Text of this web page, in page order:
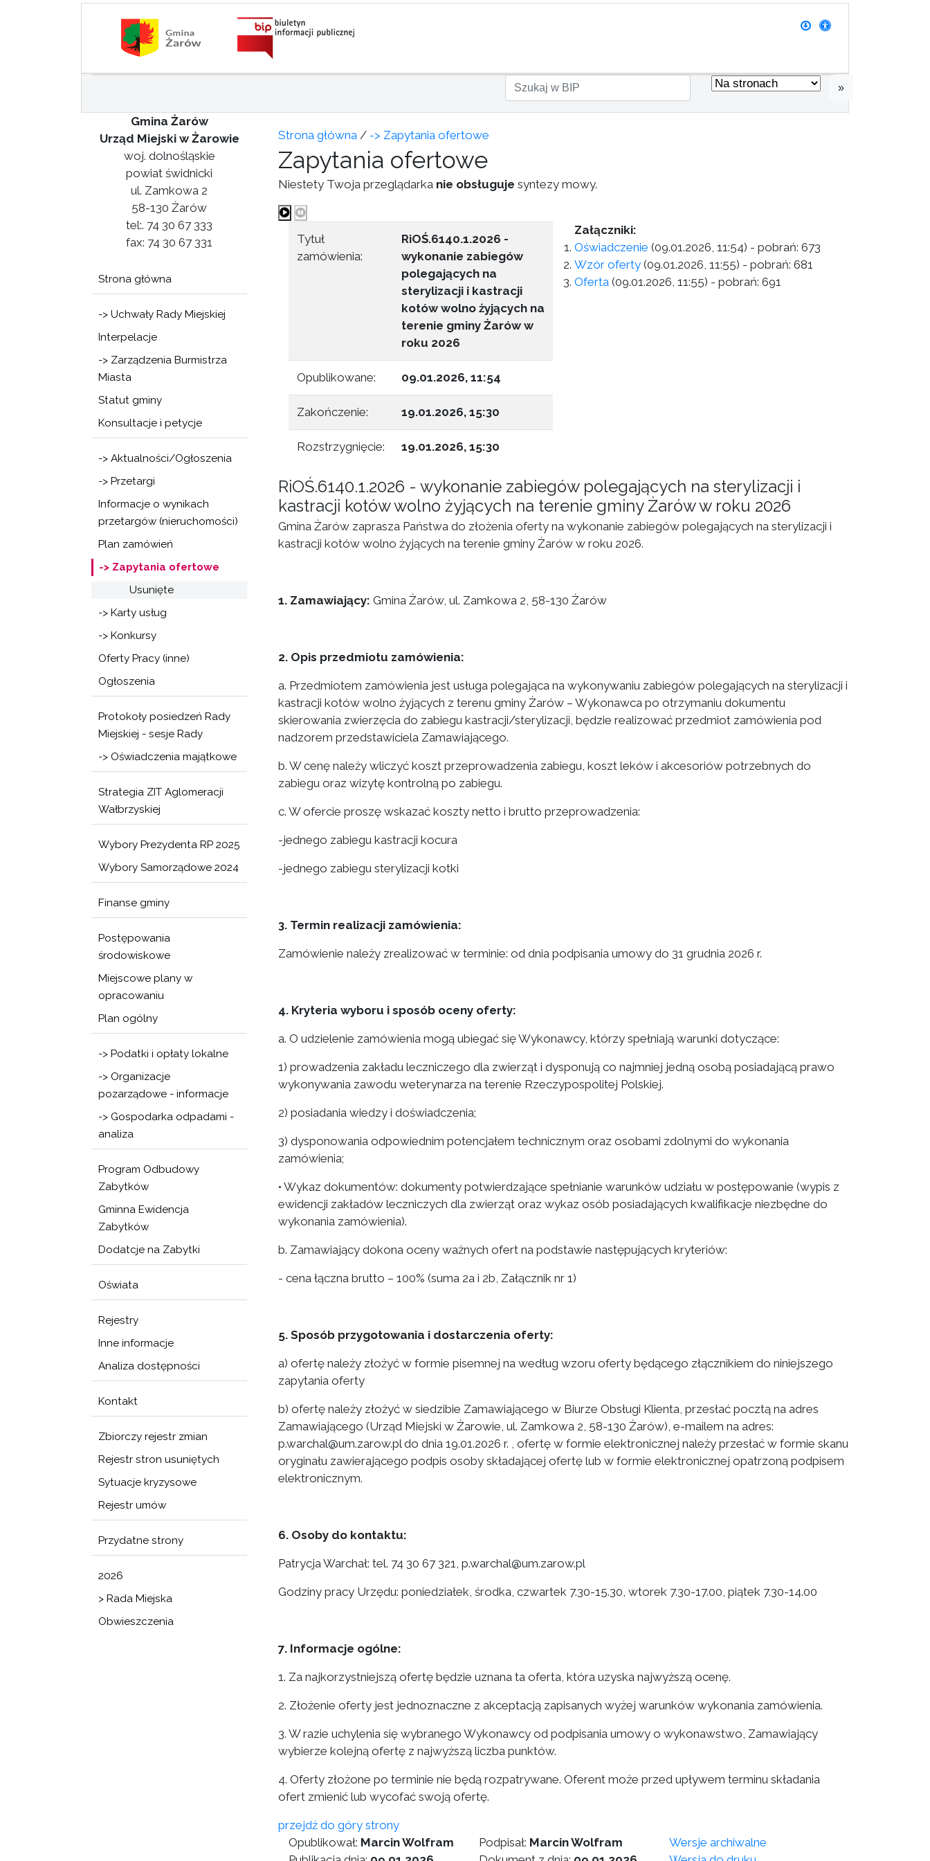
»
Gmina Żarów
Urząd Miejski w Żarowie
woj. dolnośląskie
powiat świdnicki
ul. Zamkowa 2
58-130 Żarów
tel:. 74 30 67 333
fax: 74 30 67 331
Strona główna
-> Uchwały Rady Miejskiej
Interpelacje
-> Zarządzenia Burmistrza
Miasta
Statut gminy
Konsultacje i petycje
-> Aktualności/Ogłoszenia
-> Przetargi
Informacje o wynikach
przetargów (nieruchomości)
Plan zamówień
-> Zapytania ofertowe
Usunięte
-> Karty usług
-> Konkursy
Oferty Pracy (inne)
Ogłoszenia
Protokoły posiedzeń Rady
Miejskiej - sesje Rady
-> Oświadczenia majątkowe
Strategia ZIT Aglomeracji
Wałbrzyskiej
Wybory Prezydenta RP 2025
Wybory Samorządowe 2024
Finanse gminy
Postępowania
środowiskowe
Miejscowe plany w
opracowaniu
Plan ogólny
-> Podatki i opłaty lokalne
-> Organizacje
pozarządowe - informacje
-> Gospodarka odpadami -
analiza
Program Odbudowy
Zabytków
Gminna Ewidencja
Zabytków
Dodatcje na Zabytki
Oświata
Rejestry
Inne informacje
Analiza dostępności
Kontakt
Zbiorczy rejestr zmian
Rejestr stron usuniętych
Sytuacje kryzysowe
Rejestr umów
Przydatne strony
2026
> Rada Miejska
Obwieszczenia
Strona główna / -> Zapytania ofertowe
Zapytania ofertowe
Niestety Twoja przeglądarka nie obsługuje syntezy mowy.
Tytuł
zamówienia:
RiOŚ.6140.1.2026 -
wykonanie zabiegów
polegających na
sterylizacji i kastracji
kotów wolno żyjących na
terenie gminy Żarów w
roku 2026
Opublikowane: 09.01.2026, 11:54
Zakończenie: 19.01.2026, 15:30
Rozstrzygnięcie: 19.01.2026, 15:30
Załączniki:
Oświadczenie (09.01.2026, 11:54) - pobrań: 673
Wzór oferty (09.01.2026, 11:55) - pobrań: 681
Oferta (09.01.2026, 11:55) - pobrań: 691
RiOŚ.6140.1.2026 - wykonanie zabiegów polegających na sterylizacji i
kastracji kotów wolno żyjących na terenie gminy Żarów w roku 2026
Gmina Żarów zaprasza Państwa do złożenia oferty na wykonanie zabiegów polegających na sterylizacji i
kastracji kotów wolno żyjących na terenie gminy Żarów w roku 2026.
1. Zamawiający: Gmina Żarów, ul. Zamkowa 2, 58-130 Żarów
2. Opis przedmiotu zamówienia:
a. Przedmiotem zamówienia jest usługa polegająca na wykonywaniu zabiegów polegających na sterylizacji i
kastracji kotów wolno żyjących z terenu gminy Żarów – Wykonawca po otrzymaniu dokumentu
skierowania zwierzęcia do zabiegu kastracji/sterylizacji, będzie realizować przedmiot zamówienia pod
nadzorem przedstawiciela Zamawiającego.
b. W cenę należy wliczyć koszt przeprowadzenia zabiegu, koszt leków i akcesoriów potrzebnych do
zabiegu oraz wizytę kontrolną po zabiegu.
c. W ofercie proszę wskazać koszty netto i brutto przeprowadzenia:
-jednego zabiegu kastracji kocura
-jednego zabiegu sterylizacji kotki
3. Termin realizacji zamówienia:
Zamówienie należy zrealizować w terminie: od dnia podpisania umowy do 31 grudnia 2026 r.
4. Kryteria wyboru i sposób oceny oferty:
a. O udzielenie zamówienia mogą ubiegać się Wykonawcy, którzy spełniają warunki dotyczące:
1) prowadzenia zakładu leczniczego dla zwierząt i dysponują co najmniej jedną osobą posiadającą prawo
wykonywania zawodu weterynarza na terenie Rzeczypospolitej Polskiej.
2) posiadania wiedzy i doświadczenia;
3) dysponowania odpowiednim potencjałem technicznym oraz osobami zdolnymi do wykonania
zamówienia;
• Wykaz dokumentów: dokumenty potwierdzające spełnianie warunków udziału w postępowanie (wypis z
ewidencji zakładów leczniczych dla zwierząt oraz wykaz osób posiadających kwalifikacje niezbędne do
wykonania zamówienia).
b. Zamawiający dokona oceny ważnych ofert na podstawie następujących kryteriów:
- cena łączna brutto – 100% (suma 2a i 2b, Załącznik nr 1)
5. Sposób przygotowania i dostarczenia oferty:
a) ofertę należy złożyć w formie pisemnej na według wzoru oferty będącego złącznikiem do niniejszego
zapytania oferty
b) ofertę należy złożyć w siedzibie Zamawiającego w Biurze Obsługi Klienta, przesłać pocztą na adres
Zamawiającego (Urząd Miejski w Żarowie, ul. Zamkowa 2, 58-130 Żarów), e-mailem na adres:
p.warchal@um.zarow.pl do dnia 19.01.2026 r. , ofertę w formie elektronicznej należy przesłać w formie skanu
oryginału zawierającego podpis osoby składającej ofertę lub w formie elektronicznej opatrzoną podpisem
elektronicznym.
6. Osoby do kontaktu:
Patrycja Warchał: tel. 74 30 67 321, p.warchal@um.zarow.pl
Godziny pracy Urzędu: poniedziałek, środka, czwartek 7.30-15.30, wtorek 7.30-17.00, piątek 7.30-14.00
7. Informacje ogólne:
1. Za najkorzystniejszą ofertę będzie uznana ta oferta, która uzyska najwyższą ocenę.
2. Złożenie oferty jest jednoznaczne z akceptacją zapisanych wyżej warunków wykonania zamówienia.
3. W razie uchylenia się wybranego Wykonawcy od podpisania umowy o wykonawstwo, Zamawiający
wybierze kolejną ofertę z najwyższą liczba punktów.
4. Oferty złożone po terminie nie będą rozpatrywane. Oferent może przed upływem terminu składania
ofert zmienić lub wycofać swoją ofertę.
przejdź do góry strony
Opublikował: Marcin Wolfram
Podpisał: Marcin Wolfram
Wersje archiwalne